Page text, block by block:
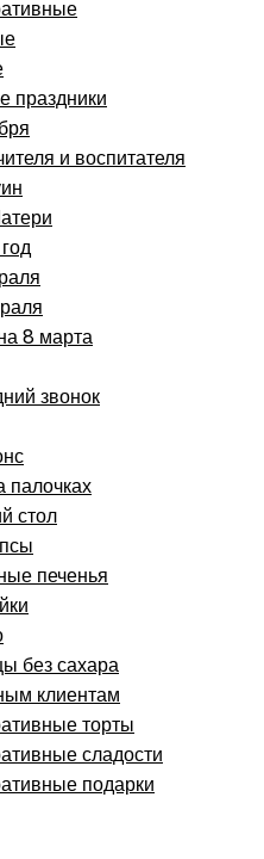
праздники
и воспитателя
8 марта
звонок
палочках
стол
печенья
без сахара
клиентам
торты
сладости
подарки